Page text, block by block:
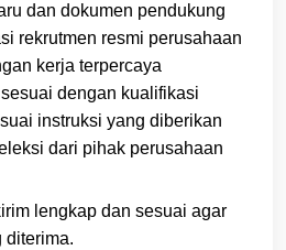
dan dokumen pendukung
rekrutmen resmi perusahaan
kerja terpercaya
dengan kualifikasi
instruksi yang diberikan
dari pihak perusahaan
lengkap dan sesuai agar
diterima.